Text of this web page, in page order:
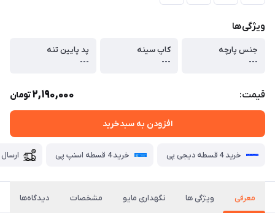
ویژگی‌ها
جنس پارچه
---
کاپ سینه
---
پد پایین تنه
---
قیمت: 2,190,000تومان
افزودن به سبدخرید
خرید 4 قسطه دیجی پی خرید 4 قسطه اسنپ پی
معرفی ویژگی ها نگهداری مایو مشخصات دیدگاه‌ها